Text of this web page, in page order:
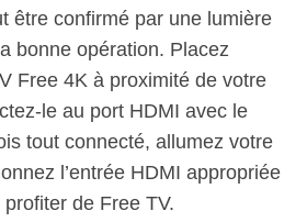
être confirmé par une lumière
bonne opération. Placez
Free 4K à proximité de votre
le au port HDMI avec le
tout connecté, allumez votre
l’entrée HDMI appropriée
de Free TV.